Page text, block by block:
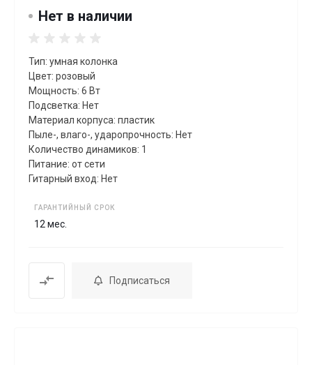
Нет в наличии
Тип: умная колонка
Цвет: розовый
Мощность: 6 Вт
Подсветка: Нет
Материал корпуса: пластик
Пыле-, влаго-, ударопрочность: Нет
Количество динамиков: 1
Питание: от сети
Гитарный вход: Нет
ГАРАНТИЙНЫЙ СРОК
12 мес.
Подписаться